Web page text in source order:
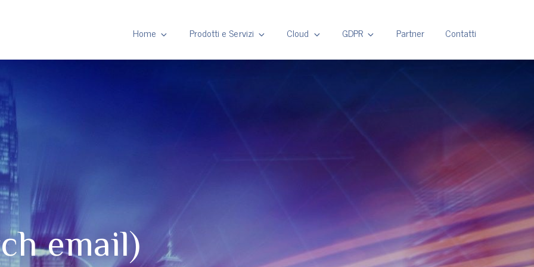
Home Prodotti e Servizi Cloud GDPR Partner Contatti
email)